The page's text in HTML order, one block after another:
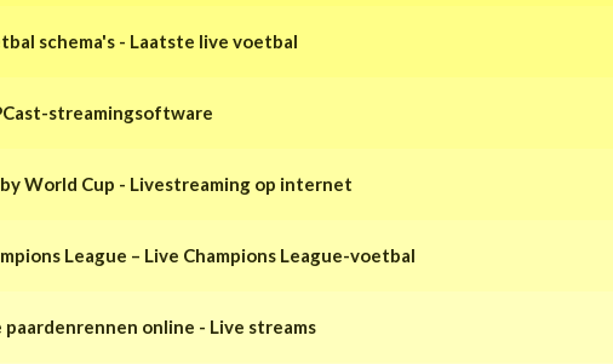
schema's - Laatste live voetbal
streamingsoftware
World Cup - Livestreaming op internet
League – Live Champions League-voetbal
paardenrennen online - Live streams